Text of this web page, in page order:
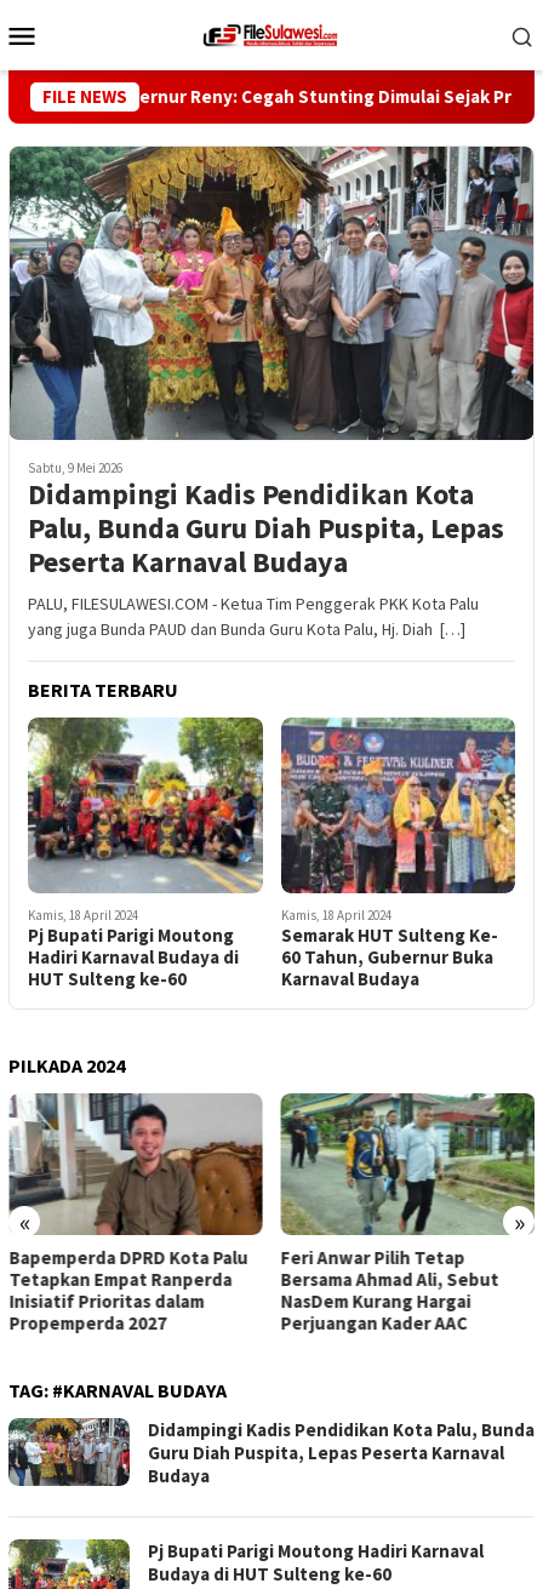
ke
Mobile
FILE NEWS
Wakil Gubernur Reny: Cegah Stunting Dimulai Sejak Pra Nikah
Sabtu, 9 Mei 2026
Didampingi Kadis Pendidikan Kota
Palu, Bunda Guru Diah Puspita, Lepas
Peserta Karnaval Budaya
PALU, FILESULAWESI.COM - Ketua Tim Penggerak PKK Kota Palu
yang juga Bunda PAUD dan Bunda Guru Kota Palu, Hj. Diah […]
BERITA TERBARU
Kamis, 18 April 2024
Pj Bupati Parigi Moutong
Hadiri Karnaval Budaya di
HUT Sulteng ke-60
Kamis, 18 April 2024
Semarak HUT Sulteng Ke-
60 Tahun, Gubernur Buka
Karnaval Budaya
PILKADA 2024
« »
Bapemperda DPRD Kota Palu
Tetapkan Empat Ranperda
Inisiatif Prioritas dalam
Propemperda 2027
Feri Anwar Pilih Tetap
Bersama Ahmad Ali, Sebut
NasDem Kurang Hargai
Perjuangan Kader AAC
TAG: #KARNAVAL BUDAYA
Didampingi Kadis Pendidikan Kota Palu, Bunda
Guru Diah Puspita, Lepas Peserta Karnaval
Budaya
Pj Bupati Parigi Moutong Hadiri Karnaval
Budaya di HUT Sulteng ke-60